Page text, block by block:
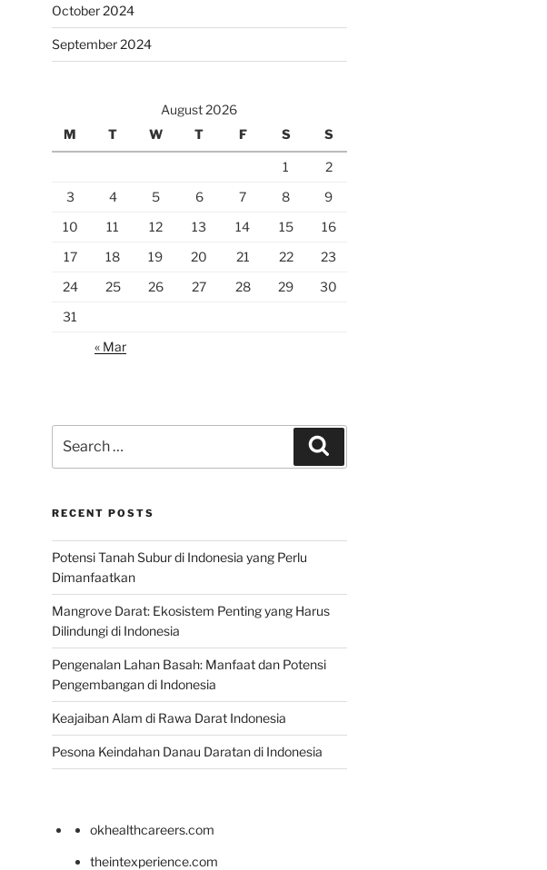
October 2024
September 2024
August 2026
M
T W T F S S
1
2
3
4 5 6 7 8
9
10
11 12 13 14 15
16
17
18 19 20 21 22
23
24
25 26 27 28 29
30
31
« Mar
for:
RECENT POSTS
Potensi Tanah Subur di Indonesia yang Perlu
Dimanfaatkan
Mangrove Darat: Ekosistem Penting yang Harus
Dilindungi di Indonesia
Pengenalan Lahan Basah: Manfaat dan Potensi
Pengembangan di Indonesia
Keajaiban Alam di Rawa Darat Indonesia
Pesona Keindahan Danau Daratan di Indonesia
okhealthcareers.com
theintexperience.com